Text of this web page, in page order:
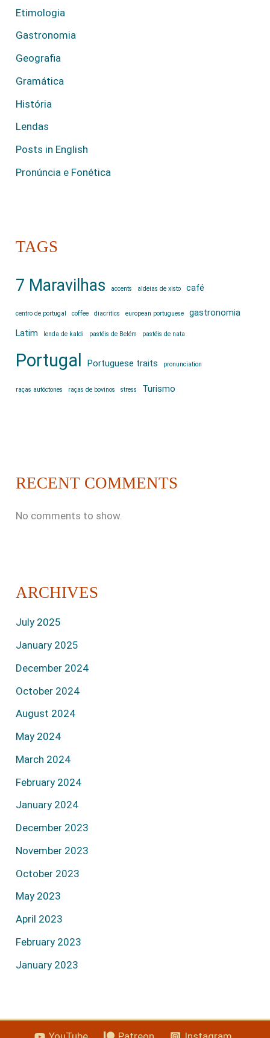
Etimologia
Gastronomia
Geografia
Gramática
História
Lendas
Posts in English
Pronúncia e Fonética
TAGS
7 Maravilhas accents aldeias de xisto café
centro de portugal coffee diacritics european portuguese
gastronomia
Latim
lenda de kaldi pastéis de Belém pastéis de nata
Portugal Portuguese traits pronunciation
raças autóctones raças de bovinos stress Turismo
RECENT COMMENTS
No comments to show.
ARCHIVES
July 2025
January 2025
December 2024
October 2024
August 2024
May 2024
March 2024
February 2024
January 2024
December 2023
November 2023
October 2023
May 2023
April 2023
February 2023
January 2023